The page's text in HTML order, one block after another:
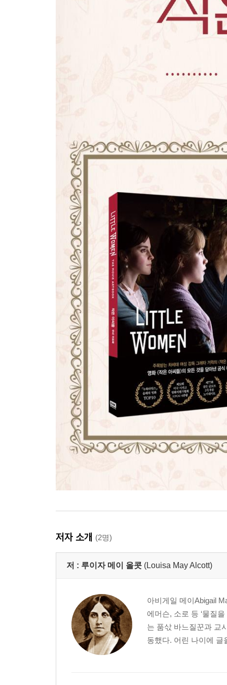
저자 소개 (2명)
저 : 루이자 메이 올콧 (Louisa May Alcott)
아비게일 메이Abigail
에머슨, 소로 등 ‘물질
는 품삯 바느질꾼과 교
동했다. 어린 나이에 글